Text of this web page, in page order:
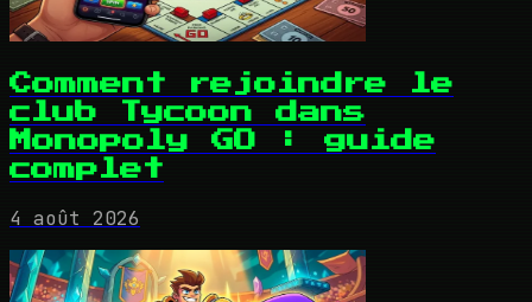
Comment rejoindre le
club Tycoon dans
Monopoly GO : guide
complet
4 août 2026